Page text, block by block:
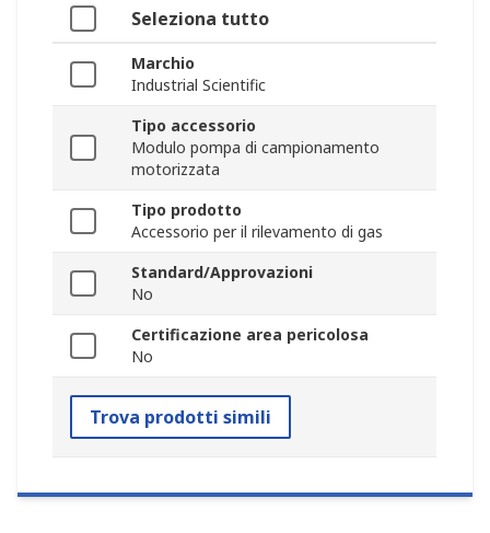
Seleziona tutto
Marchio
Industrial Scientific
Tipo accessorio
Modulo pompa di campionamento
motorizzata
Tipo prodotto
Accessorio per il rilevamento di gas
Standard/Approvazioni
No
Certificazione area pericolosa
No
Trova prodotti simili